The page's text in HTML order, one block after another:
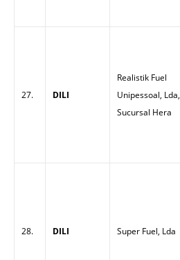
27. DILI
Realistik Fuel
Unipessoal, Lda,
Sucursal Hera
28. DILI Super Fuel, Lda